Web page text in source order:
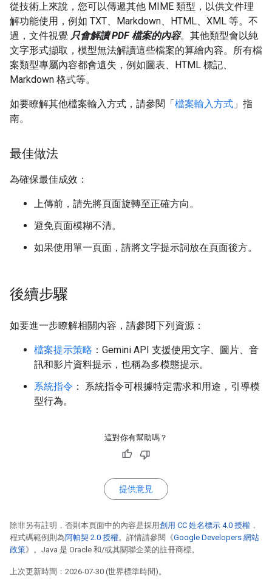
從技術上來說，您可以傳遞其他 MIME 類型，以供文件理
解功能使用，例如 TXT、Markdown、HTML、XML 等。不
過，文件視覺 只會解讀 PDF 檔案的內容。其他類型會以純
文字形式擷取，模型無法解讀這些檔案的算繪內容。所有檔
案類型專屬內容都會遺失，例如圖表、HTML 標記、
Markdown 格式等。
如要瞭解其他檔案輸入方式，請參閱「檔案輸入方式 」指
南。
最佳做法
為確保最佳成效：
上傳前，請先將頁面旋轉至正確方向。
避免頁面模糊不清。
如果使用單一頁面，請將文字提示詞放在頁面後方。
後續步驟
如要進一步瞭解相關內容，請參閱下列資源：
檔案提示策略 ：Gemini API 支援使用文字、圖片、音
訊和影片資料提示，也稱為多模態提示。
系統指令 ： 系統指令可根據特定需求和用途，引導模
型行為。
這對你有幫助嗎？
提供意見
除非另有註明，否則本頁面中的內容是採用創用 CC 姓名標示 4.0 授權 ，
程式碼範例則為阿帕契 2.0 授權。詳情請參閱《Google Developers 網站
政策》。Java 是 Oracle 和/或其關聯企業的註冊商標。
上次更新時間：2026-07-30 (世界標準時間)。